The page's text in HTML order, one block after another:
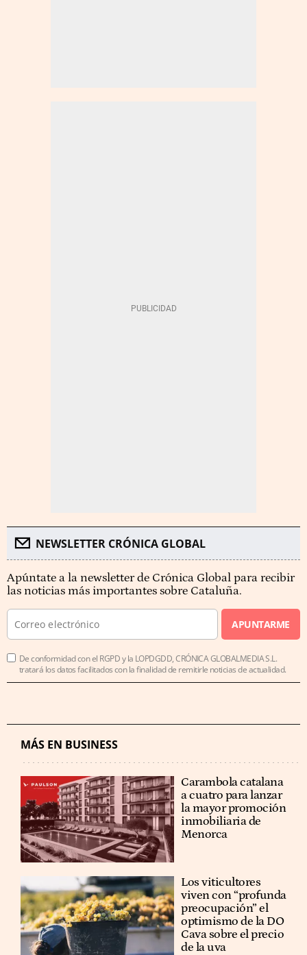
NEWSLETTER CRÓNICA GLOBAL
Apúntate a la newsletter de Crónica Global para recibir
las noticias más importantes sobre Cataluña.
APUNTARME
De conformidad con el RGPD y la LOPDGDD, CRÓNICA GLOBALMEDIA S.L.
tratará los datos facilitados con la finalidad de remitirle noticias de actualidad.
MÁS EN BUSINESS
Carambola catalana
a cuatro para lanzar
la mayor promoción
inmobiliaria de
Menorca
Los viticultores
viven con “profunda
preocupación” el
optimismo de la DO
Cava sobre el precio
de la uva